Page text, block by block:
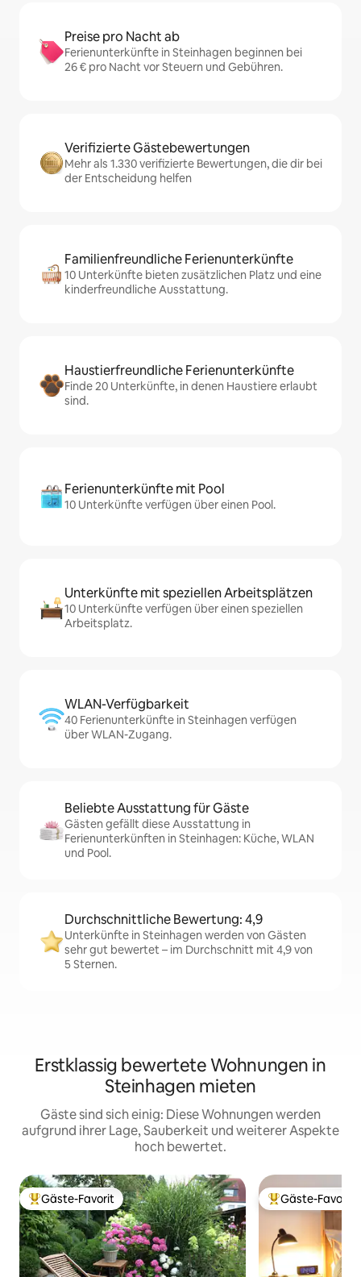
Preise pro Nacht ab
Ferienunterkünfte in Steinhagen beginnen bei
26 € pro Nacht vor Steuern und Gebühren.
Verifizierte Gästebewertungen
Mehr als 1.330 verifizierte Bewertungen, die dir bei
der Entscheidung helfen
Familienfreundliche Ferienunterkünfte
10 Unterkünfte bieten zusätzlichen Platz und eine
kinderfreundliche Ausstattung.
Haustierfreundliche Ferienunterkünfte
Finde 20 Unterkünfte, in denen Haustiere erlaubt
sind.
Ferienunterkünfte mit Pool
10 Unterkünfte verfügen über einen Pool.
Unterkünfte mit speziellen Arbeitsplätzen
10 Unterkünfte verfügen über einen speziellen
Arbeitsplatz.
WLAN-Verfügbarkeit
40 Ferienunterkünfte in Steinhagen verfügen
über WLAN-Zugang.
Beliebte Ausstattung für Gäste
Gästen gefällt diese Ausstattung in
Ferienunterkünften in Steinhagen: Küche, WLAN
und Pool.
Durchschnittliche Bewertung: 4,9
Unterkünfte in Steinhagen werden von Gästen
sehr gut bewertet – im Durchschnitt mit 4,9 von
5 Sternen.
Erstklassig bewertete Wohnungen in
Steinhagen mieten
Gäste sind sich einig: Diese Wohnungen werden
aufgrund ihrer Lage, Sauberkeit und weiterer Aspekte
hoch bewertet.
Beliebter Gäste-Favorit.
Gäste-Favorit Beliebter Gäste-
Gäste-Favorit